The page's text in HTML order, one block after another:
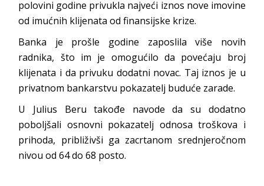
polovini godine privukla najveći iznos nove imovine
od imućnih klijenata od finansijske krize.
Banka je prošle godine zaposlila više novih
radnika, što im je omogućilo da povećaju broj
klijenata i da privuku dodatni novac. Taj iznos je u
privatnom bankarstvu pokazatelj buduće zarade.
U Julius Beru takođe navode da su dodatno
poboljšali osnovni pokazatelj odnosa troškova i
prihoda, približivši ga zacrtanom srednjeročnom
nivou od 64 do 68 posto.